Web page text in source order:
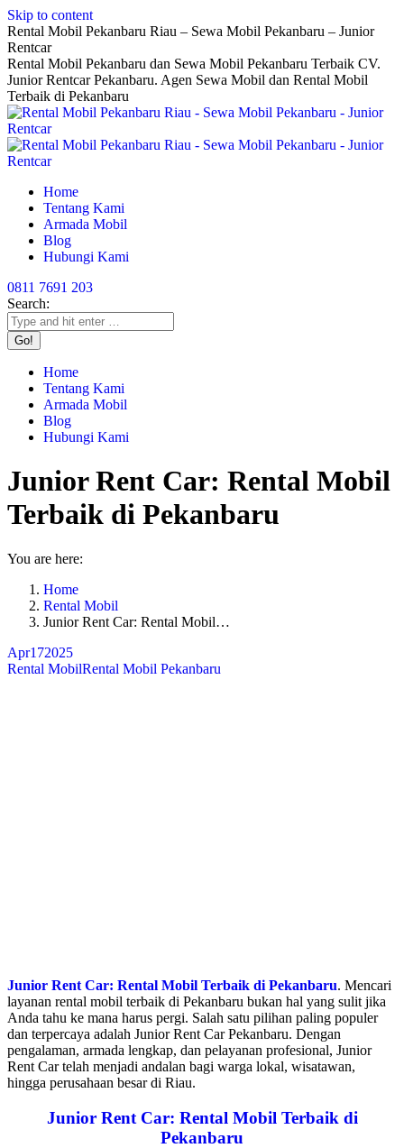
Skip to content
Rental Mobil Pekanbaru Riau – Sewa Mobil Pekanbaru – Junior
Rentcar
Rental Mobil Pekanbaru dan Sewa Mobil Pekanbaru Terbaik CV.
Junior Rentcar Pekanbaru. Agen Sewa Mobil dan Rental Mobil
Terbaik di Pekanbaru
Home
Tentang Kami
Armada Mobil
Blog
Hubungi Kami
0811 7691 203
Search:
Home
Tentang Kami
Armada Mobil
Blog
Hubungi Kami
Junior Rent Car: Rental Mobil
Terbaik di Pekanbaru
You are here:
Home
Rental Mobil
Junior Rent Car: Rental Mobil…
Apr172025
Rental MobilRental Mobil Pekanbaru
Junior Rent Car: Rental Mobil Terbaik di Pekanbaru. Mencari
layanan rental mobil terbaik di Pekanbaru bukan hal yang sulit jika
Anda tahu ke mana harus pergi. Salah satu pilihan paling populer
dan terpercaya adalah Junior Rent Car Pekanbaru. Dengan
pengalaman, armada lengkap, dan pelayanan profesional, Junior
Rent Car telah menjadi andalan bagi warga lokal, wisatawan,
hingga perusahaan besar di Riau.
Junior Rent Car: Rental Mobil Terbaik di
Pekanbaru